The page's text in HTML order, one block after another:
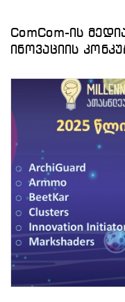
ComCom-ის
ინოვაციის